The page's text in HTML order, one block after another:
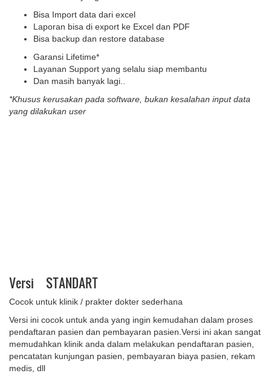
Bisa Import data dari excel
Laporan bisa di export ke Excel dan PDF
Bisa backup dan restore database
Garansi Lifetime*
Layanan Support yang selalu siap membantu
Dan masih banyak lagi..
*Khusus kerusakan pada software, bukan kesalahan input data
yang dilakukan user
Versi STANDART
Cocok untuk klinik / prakter dokter sederhana
Versi ini cocok untuk anda yang ingin kemudahan dalam proses
pendaftaran pasien dan pembayaran pasien.Versi ini akan sangat
memudahkan klinik anda dalam melakukan pendaftaran pasien,
pencatatan kunjungan pasien, pembayaran biaya pasien, rekam
medis, dll